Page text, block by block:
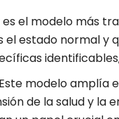
es el modelo más
el estado normal y
modelo amplía
de la salud y la